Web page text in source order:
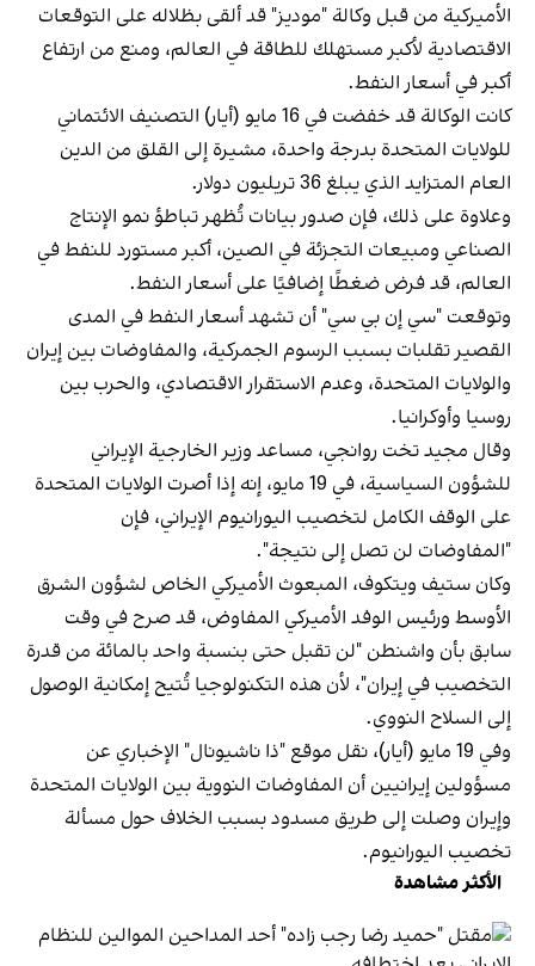
الأميركية من قبل وكالة "موديز" قد ألقى بظلاله على التوقعات
الاقتصادية لأكبر مستهلك للطاقة في العالم، ومنع من ارتفاع
أكبر في أسعار النفط.
كانت الوكالة قد خفضت في 16 مايو (أيار) التصنيف الائتماني
للولايات المتحدة بدرجة واحدة، مشيرة إلى القلق من الدين
العام المتزايد الذي يبلغ 36 تريليون دولار.
وعلاوة على ذلك، فإن صدور بيانات تُظهر تباطؤ نمو الإنتاج
الصناعي ومبيعات التجزئة في الصين، أكبر مستورد للنفط في
العالم، قد فرض ضغطًا إضافيًا على أسعار النفط.
وتوقعت "سي إن بي سي" أن تشهد أسعار النفط في المدى
القصير تقلبات بسبب الرسوم الجمركية، والمفاوضات بين إيران
والولايات المتحدة، وعدم الاستقرار الاقتصادي، والحرب بين
روسيا وأوكرانيا.
وقال مجيد تخت روانجي، مساعد وزير الخارجية الإيراني
للشؤون السياسية، في 19 مايو، إنه إذا أصرت الولايات المتحدة
على الوقف الكامل لتخصيب اليورانيوم الإيراني، فإن
"المفاوضات لن تصل إلى نتيجة".
وكان ستيف ويتكوف، المبعوث الأميركي الخاص لشؤون الشرق
الأوسط ورئيس الوفد الأميركي المفاوض، قد صرح في وقت
سابق بأن واشنطن "لن تقبل حتى بنسبة واحد بالمائة من قدرة
التخصيب في إيران"، لأن هذه التكنولوجيا تُتيح إمكانية الوصول
إلى السلاح النووي.
وفي 19 مايو (أيار)، نقل موقع "ذا ناشيونال" الإخباري عن
مسؤولين إيرانيين أن المفاوضات النووية بين الولايات المتحدة
وإيران وصلت إلى طريق مسدود بسبب الخلاف حول مسألة
تخصيب اليورانيوم.
الأكثر مشاهدة